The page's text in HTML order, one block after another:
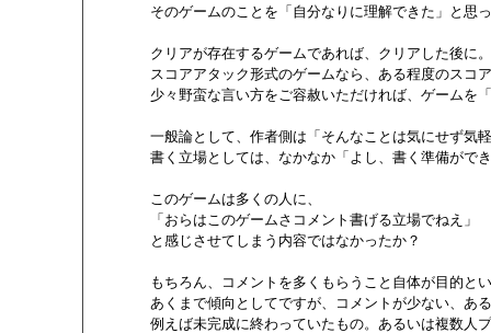
そのゲームのことを「自分なりに理解できた」と思
       クリアが存在するゲームであれば、クリアした後に。
スコアアタック形式のゲームなら、ある程度のスコ
少々野蛮な言い方をご容赦いただければ、ゲームを
一般論として、作者側は「そんなことは気にせず気
書く立場としては、なかなか「よし、書く準備がで
       このゲームは多くの人に、
       「おらはこのゲームさコメント書げる立場でねえ」
       と感じさせてしまう内容ではなかったか？
もちろん、コメントを多くもらうこと自体が目的と
あくまで傾向としてですが、コメントが少ない、あ
例えば未完成に終わっていたもの。あるいは複数人